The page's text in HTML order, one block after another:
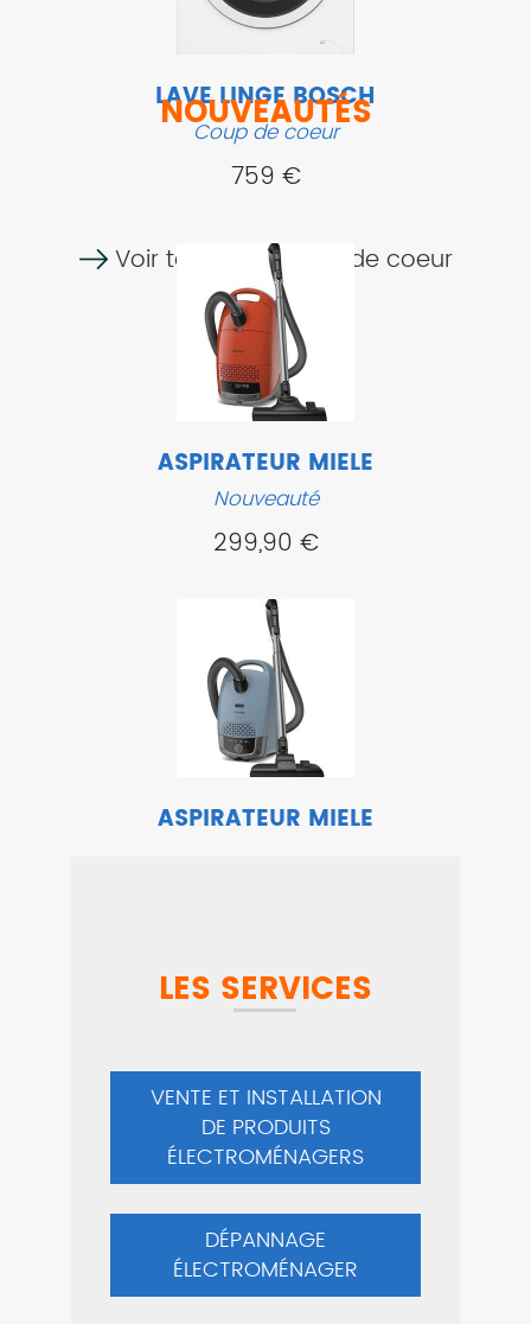
LAVE LINGE BOSCH
Coup de coeur
759 €
Voir tous nos coups de coeur
NOUVEAUTÉS
ASPIRATEUR MIELE
Nouveauté
299,90 €
ASPIRATEUR MIELE
GUARDS1PARQUETFLEXBLANC
Nouveauté
289,90 €
LES SERVICES
VENTE ET INSTALLATION
DE PRODUITS
ÉLECTROMÉNAGERS
DÉPANNAGE
ÉLECTROMÉNAGER